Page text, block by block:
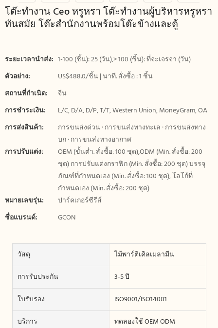
โต๊ะทำงาน Ceo หรูหรา โต๊ะทำงานผู้บริหารหรูหรา
ทันสมัย ​​โต๊ะสำนักงานพร้อมโต๊ะข้างและตู้
ระยะเวลานำส่ง: 1-100 (ชิ้น): 25 (วัน),> 100 (ชิ้น): ที่จะเจรจา (วัน)
ตัวอย่าง:
US$488.0/ชิ้น | นาที. สั่งซื้อ : 1 ชิ้น
สถานที่กำเนิด:
จีน
การชำระเงิน:
L/C, D/A, D/P, T/T, Western Union, MoneyGram, OA
การส่งสินค้า:
การขนส่งด่วน · การขนส่งทางทะเล · การขนส่งทาง
บก · การขนส่งทางอากาศ
การปรับแต่ง:
OEM (ขั้นต่ำ. สั่งซื้อ: 100 ชุด),ODM (Min. สั่งซื้อ: 200
ชุด) การปรับแต่งกราฟิก (Min. สั่งซื้อ: 200 ชุด) บรรจุ
ภัณฑ์ที่กำหนดเอง (Min. สั่งซื้อ: 100 ชุด), โลโก้ที่
กำหนดเอง (Min. สั่งซื้อ: 200 ชุด)
หมายเลขรุ่น:
ปาร์คเกอร์ซีรีส์
ชื่อแบรนด์:
GCON
วัสดุ
ไม้พาร์ติเคิลเมลามีน
การรับประกัน
3-5 ปี
ใบรับรอง
ISO9001/ISO14001
บริการ
ทดลองใช้ OEM ODM